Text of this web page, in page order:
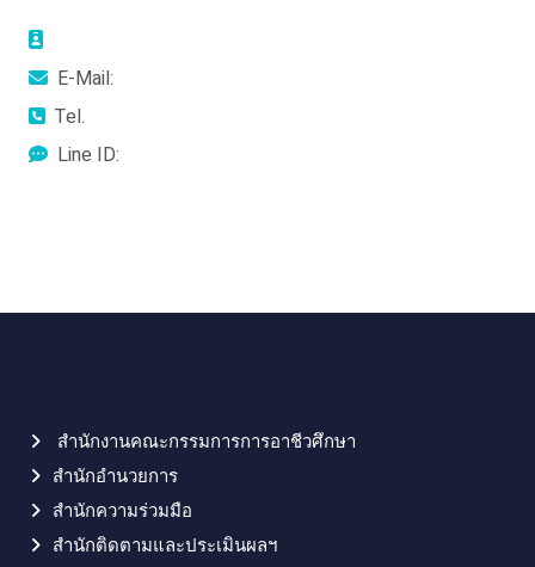
E-Mail:
Tel.
Line ID:
สำนักงานคณะกรรมการการอาชีวศึกษา
สำนักอำนวยการ
สำนักความร่วมมือ
สำนักติดตามและประเมินผลฯ